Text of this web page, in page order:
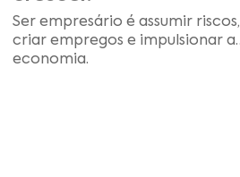
Ser empresário é assumir riscos,
criar empregos e impulsionar a
economia.